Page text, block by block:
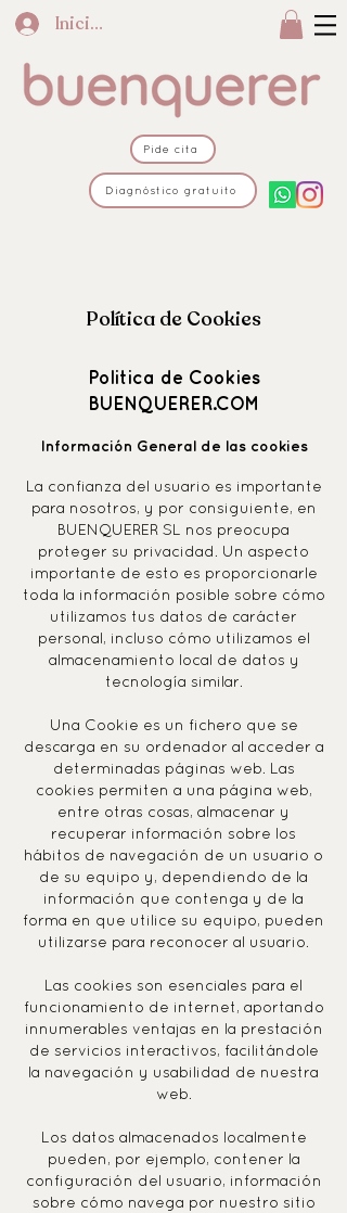
Iniciar sesión
Pide cita
Diagnóstico gratuito
Política de Cookies
Politica de Cookies
BUENQUERER.COM
Información General de las cookies
La confianza del usuario es importante
para nosotros, y por consiguiente, en
BUENQUERER SL nos preocupa
proteger su privacidad. Un aspecto
importante de esto es proporcionarle
toda la información posible sobre cómo
utilizamos tus datos de carácter
personal, incluso cómo utilizamos el
almacenamiento local de datos y
tecnología similar.
Una Cookie es un fichero que se
descarga en su ordenador al acceder a
determinadas páginas web. Las
cookies permiten a una página web,
entre otras cosas, almacenar y
recuperar información sobre los
hábitos de navegación de un usuario o
de su equipo y, dependiendo de la
información que contenga y de la
forma en que utilice su equipo, pueden
utilizarse para reconocer al usuario.
Las cookies son esenciales para el
funcionamiento de internet, aportando
innumerables ventajas en la prestación
de servicios interactivos, facilitándole
la navegación y usabilidad de nuestra
web.
Los datos almacenados localmente
pueden, por ejemplo, contener la
configuración del usuario, información
sobre cómo navega por nuestro sitio